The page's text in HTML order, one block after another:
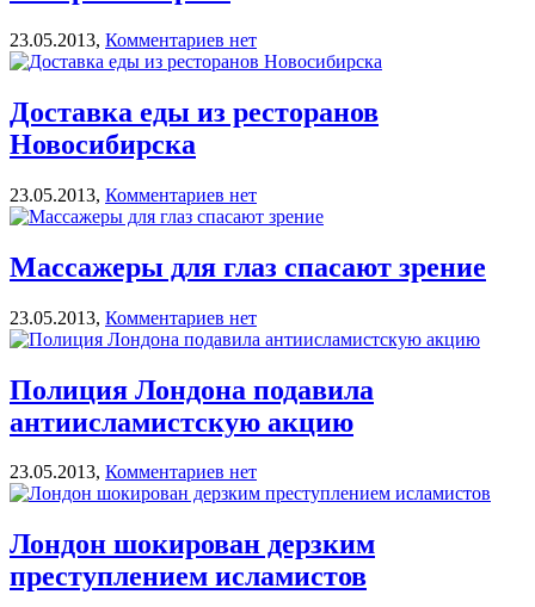
23.05.2013, Комментариев нет
Доставка еды из ресторанов
Новосибирска
23.05.2013, Комментариев нет
Массажеры для глаз спасают зрение
23.05.2013, Комментариев нет
Полиция Лондона подавила
антиисламистскую акцию
23.05.2013, Комментариев нет
Лондон шокирован дерзким
преступлением исламистов